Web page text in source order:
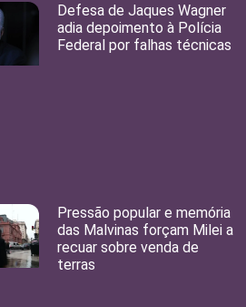
Defesa de Jaques Wagner
adia depoimento à Polícia
Federal por falhas técnicas
Pressão popular e memória
das Malvinas forçam Milei a
recuar sobre venda de
terras